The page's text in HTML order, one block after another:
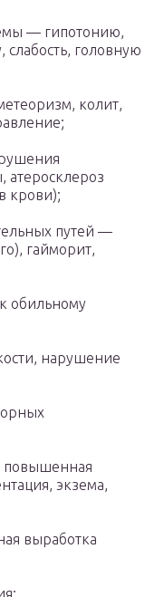
— гипотонию,
слабость, головную
колит,
атеросклероз
крови);
путей —
гайморит,
обильному
нарушение
повышенная
экзема,
выработка